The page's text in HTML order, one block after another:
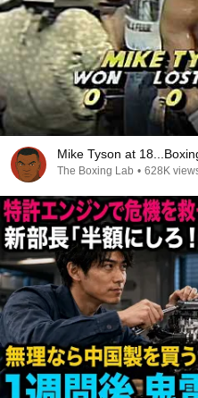
Mike Tyson at
The Boxing Lab • 628K